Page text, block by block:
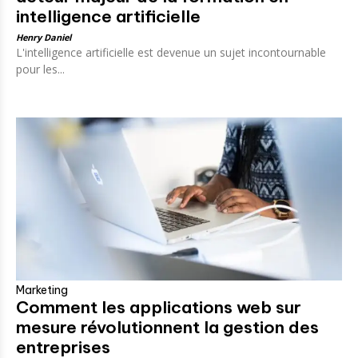
intelligence artificielle
Henry Daniel
L'intelligence artificielle est devenue un sujet incontournable
pour les...
Marketing
Comment les applications web sur
mesure révolutionnent la gestion des
entreprises